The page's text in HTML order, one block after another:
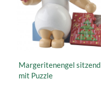
Margeritenengel sitzend
mit Puzzle